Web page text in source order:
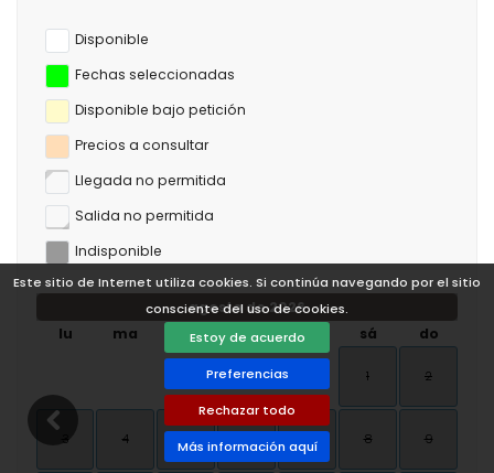
Este sitio de Internet utiliza cookies. Si continúa navegando por el sitio
consciente del uso de cookies.
Estoy de acuerdo
Preferencias
Rechazar todo
Más información aquí
Disponible
Fechas seleccionadas
Disponible bajo petición
Precios a consultar
Llegada no permitida
Salida no permitida
Indisponible
agosto de 2026
lu
ma mi ju vi sá do
1 2
3 4 8 9